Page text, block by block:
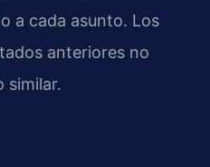
a cada asunto. Los
anteriores no
similar.